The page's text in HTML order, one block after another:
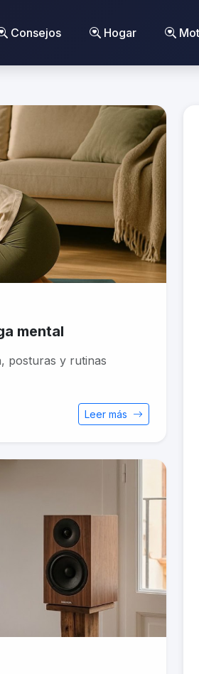
Consejos Hogar
mental
posturas y rutinas
Leer más